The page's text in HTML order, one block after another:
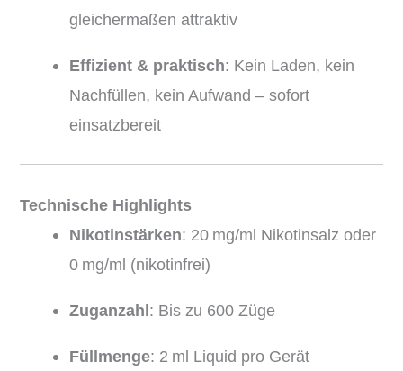
gleichermaßen attraktiv
Effizient & praktisch: Kein Laden, kein
Nachfüllen, kein Aufwand – sofort
einsatzbereit
Technische Highlights
Nikotinstärken: 20 mg/ml Nikotinsalz oder
0 mg/ml (nikotinfrei)
Zuganzahl: Bis zu 600 Züge
Füllmenge: 2 ml Liquid pro Gerät